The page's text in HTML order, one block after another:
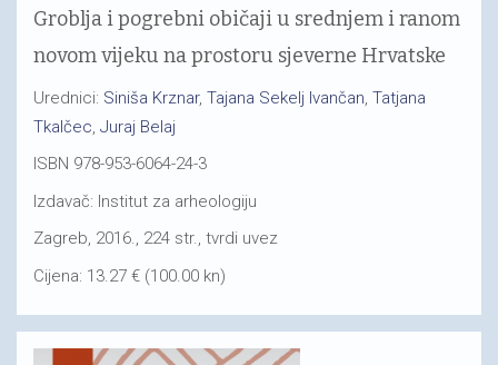
Groblja i pogrebni običaji u srednjem i ranom
novom vijeku na prostoru sjeverne Hrvatske
Urednici: Siniša Krznar, Tajana Sekelj Ivančan Tatjana
Tkalčec Juraj Belaj
ISBN 978-953-6064-24-3
Izdavač: Institut za arheologiju
Zagreb, 2016., 224 str., tvrdi uvez
Cijena: 13.27 € (100.00 kn)